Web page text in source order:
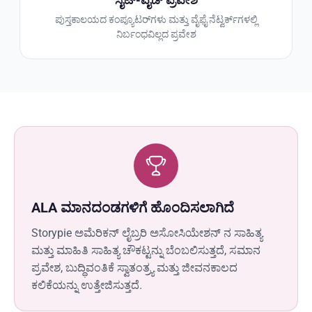
ಪುಸ್ತಕಾಲಯದ ಕಂಪ್ಯೂಟರ್‌ಗಳು ಮತ್ತು ವೈಫೈ ನೆಟ್ವರ್ಕ್‌ಗಳಲ್ಲಿ
ನಿರ್ಬಂಧವಿಲ್ಲದ ಪ್ರವೇಶ
ALA ಮಾನದಂಡಗಳಿಗೆ ಹೊಂದಿಸಲಾಗಿದೆ
Storypie ಅಮೆರಿಕನ್ ಲೈಬ್ರರಿ ಅಸೋಸಿಯೇಶನ್ ನ ಸಾಹಿತ್ಯ
ಮತ್ತು ಮಾಹಿತಿ ಸಾಹಿತ್ಯ ಚೌಕಟ್ಟನ್ನು ಬೆಂಬಲಿಸುತ್ತದೆ, ಸಮಾನ
ಪ್ರವೇಶ, ಬುದ್ಧಿವಂತಿಕೆ ಸ್ವಾತಂತ್ರ್ಯ ಮತ್ತು ಜೀವನಕಾಲದ
ಕಲಿಕೆಯನ್ನು ಉತ್ತೇಜಿಸುತ್ತದೆ.